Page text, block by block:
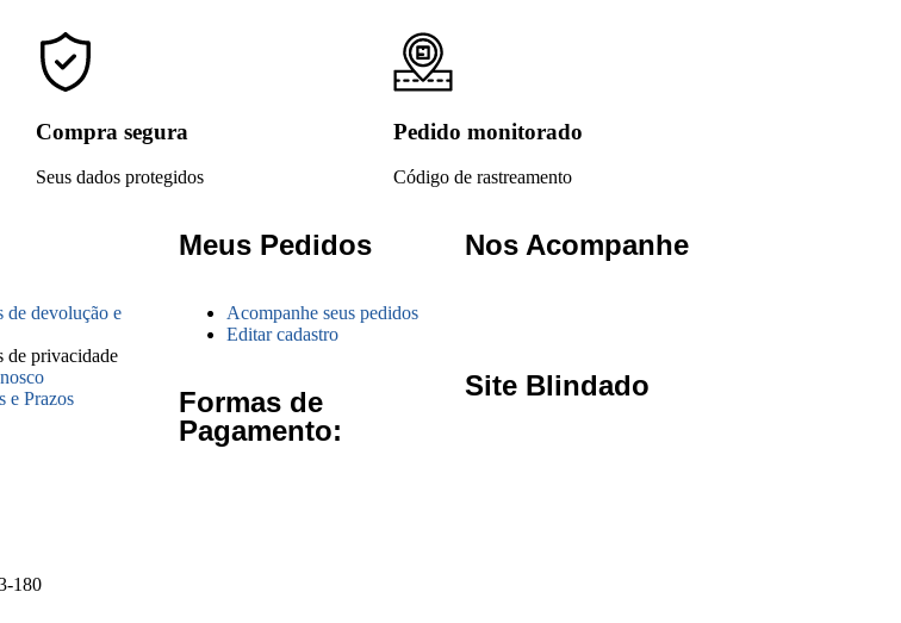
Compra segura
Seus dados protegidos
Pedido monitorado
Código de rastreamento
de devolução e
de privacidade
e Prazos
Meus Pedidos
Acompanhe seus pedidos
Editar cadastro
Formas de
Pagamento:
Nos Acompanhe
Site Blindado
180